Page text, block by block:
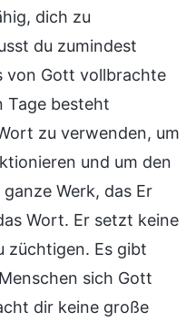
dich zu
du zumindest
von Gott vollbrachte
Tage besteht
zu verwenden, um
und um den
Werk, das Er
Wort. Er setzt keine
züchtigen. Es gibt
sich Gott
dir keine große